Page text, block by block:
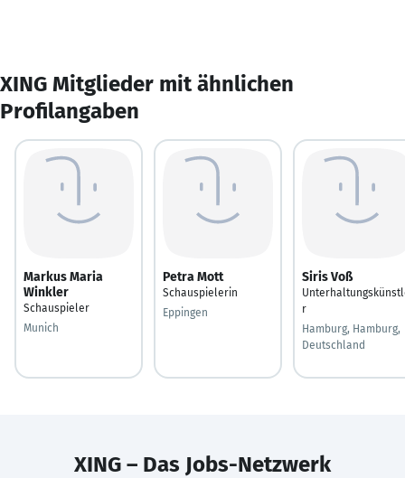
XING Mitglieder mit ähnlichen
Profilangaben
Markus Maria
Winkler
Schauspieler
Munich
Petra Mott
Schauspielerin
Eppingen
Siris Voß
r
Hamburg, Hamburg,
Deutschland
XING – Das Jobs-Netzwerk